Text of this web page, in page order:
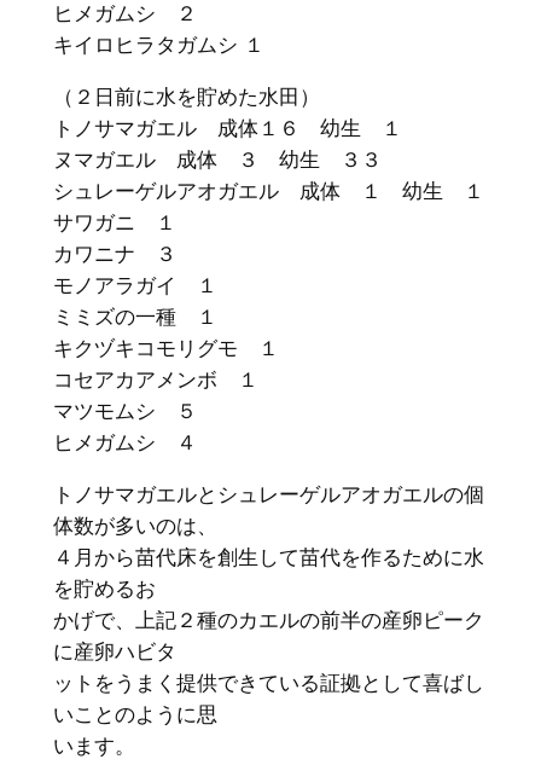
ヒメガムシ ２
キイロヒラタガムシ １
（２日前に水を貯めた水田）
トノサマガエル 成体１６ 幼生 １
ヌマガエル 成体 ３ 幼生 ３３
シュレーゲルアオガエル 成体 １ 幼生 １
サワガニ １
カワニナ ３
モノアラガイ １
ミミズの一種 １
キクヅキコモリグモ １
コセアカアメンボ １
マツモムシ ５
ヒメガムシ ４
トノサマガエルとシュレーゲルアオガエルの個
体数が多いのは、
４月から苗代床を創生して苗代を作るために水
を貯めるお
かげで、上記２種のカエルの前半の産卵ピーク
に産卵ハビタ
ットをうまく提供できている証拠として喜ばし
いことのように思
います。